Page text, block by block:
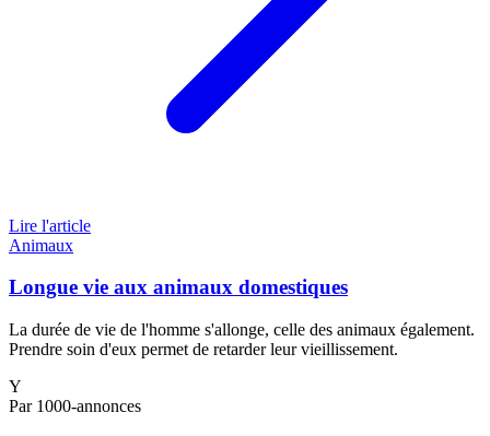
Lire l'article
Animaux
Longue vie aux animaux domestiques
La durée de vie de l'homme s'allonge, celle des animaux également.
Prendre soin d'eux permet de retarder leur vieillissement.
Y
Par 1000-annonces